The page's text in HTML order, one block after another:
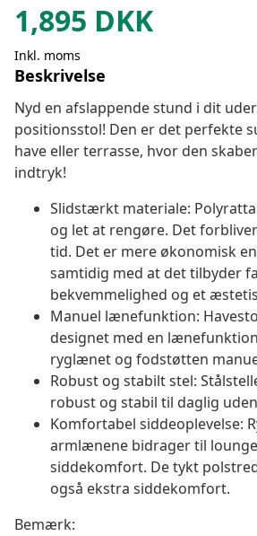
1,895 DKK
Inkl. moms
Beskrivelse
Nyd en afslappende stund i dit
positionsstol! Den er det perfekte
have eller terrasse, hvor den
indtryk!
Slidstærkt materiale:
og let at rengøre. Det
tid. Det er mere økonomisk
samtidig med at det tilbyder
bekvemmelighed og et
Manuel lænefunktion:
designet med en
ryglænet og fodstøtten
Robust og stabilt stel:
robust og stabil til daglig
Komfortabel siddeoplevelse:
armlænene bidrager til
siddekomfort. De tykt
også ekstra siddekomfort.
Bemærk: